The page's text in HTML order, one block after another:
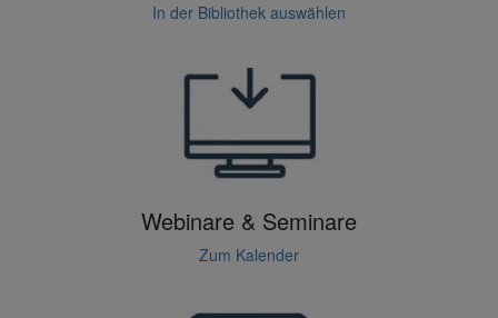
In der Bibliothek auswählen
Webinare & Seminare
Zum Kalender